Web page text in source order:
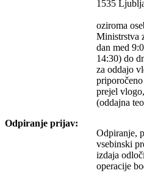
1535
oziroma
Ministrstva
dan med
14:30) do
za oddajo
prejel
(oddajna
Odpiranje prijav:
Odpiranje,
vsebinski
izdaja
operacije